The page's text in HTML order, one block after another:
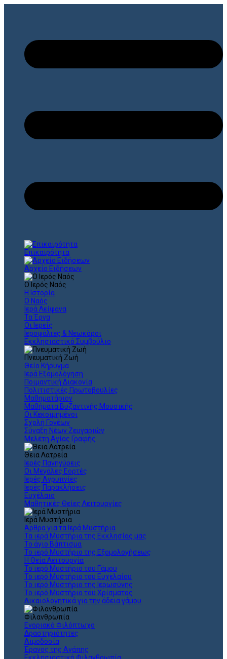
Επικαιρότητα
Αρχείο Ειδήσεων
Ο Ιερός Ναός
Η Ιστορία
Ο Ναός
Ιερά Λείψανα
Τα Έργα
Οι Ιερείς
Ιεροψάλτες & Νεωκόροι
Εκκλησιαστικό Συμβούλιο
Πνευματική Ζωή
Θείο Κήρυγμα
Ιερά Εξομολόγηση
Ποιμαντική Διακονία
Πολιτιστικές Πρωτοβουλίες
Μαθηματάριον
Μαθήματα Βυζαντινής Μουσικής
Οι Κεκοιμημένοι
Σχολή Γονέων
Σύναξη Νέων Ζευγαριών
Μελέτη Αγίας Γραφής
Θεια Λατρεία
Ιερές Πανηγύρεις
Οι Μεγάλες Εορτές
Ιερές Αγρυπνίες
Ιερές Παρακλήσεις
Ευχέλαιο
Μαθητικές Θείες Λειτουργίες
Ιερά Μυστήρια
Άρθρα για τα Ιερά Μυστήρια
Τα ιερά Μυστήρια της Εκκλησίας μας
Το άγιο Βάπτισμα
Το ιερό Μυστήριο της Εξομολογήσεως
Η Θεία Λειτουργία
Το ιερό Μυστήριο του Γάμου
Το ιερό Μυστήριο του Ευχελαίου
Το ιερό Μυστήριο της Ιερωσύνης
Το ιερό Μυστήριο του Χρίσματος
Δικαιολογητικά για την άδεια γάμου
Φιλανθρωπία
Ενοριακό Φιλόπτωχο
Δραστηριότητες
Αιμοδοσία
Έρανος της Αγάπης